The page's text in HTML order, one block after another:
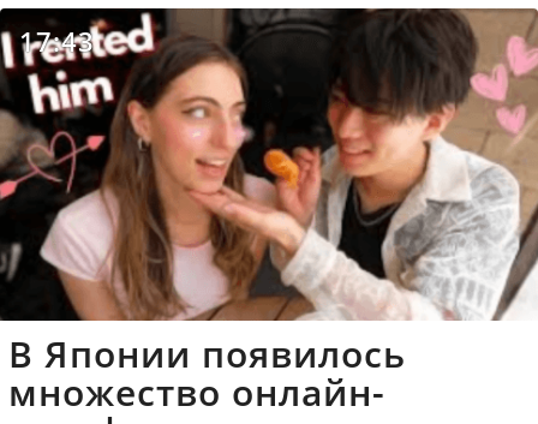
17:43
В Японии появилось
множество онлайн-